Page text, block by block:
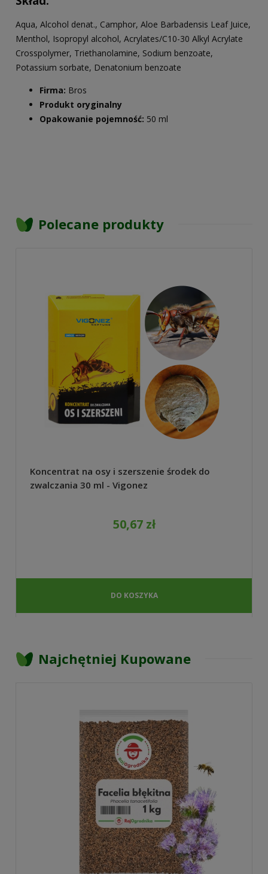
Aqua, Alcohol denat., Camphor, Aloe Barbadensis Leaf Juice,
Menthol, Isopropyl alcohol, Acrylates/C10-30 Alkyl Acrylate
Crosspolymer, Triethanolamine, Sodium benzoate,
Potassium sorbate, Denatonium benzoate
Firma: Bros
Produkt oryginalny
Opakowanie pojemność: 50 ml
Polecane produkty
Koncentrat na osy i szerszenie środek do
zwalczania 30 ml - Vigonez
50,67 zł
DO KOSZYKA
Najchętniej Kupowane